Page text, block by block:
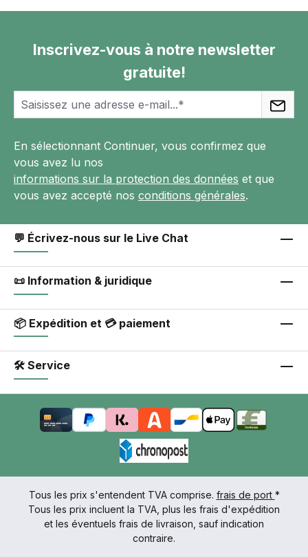
Inscrivez-vous à notre newsletter
gratuite!
En sélectionnant Continuer, vous confirmez que
vous avez lu nos
informations sur la protection des données et que
vous avez accepté nos conditions générales.
💬 Écrivez-nous sur le Live Chat
📜 Information & juridique
📦 Expédition et 💳 paiement
🛠 Service
Tous les prix s'entendent TVA comprise. frais de port *
Tous les prix incluent la TVA, plus les frais d'expédition
et les éventuels frais de livraison, sauf indication
contraire.